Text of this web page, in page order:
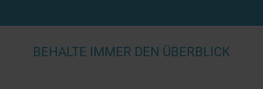
BEHALTE IMMER DEN ÜBERBLICK